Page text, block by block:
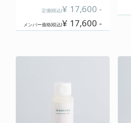
定価(税込)¥ 17,600 -
メンバー価格(税込)¥ 17,600 -